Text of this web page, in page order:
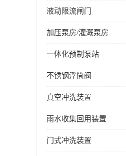
液动限流闸门
加压泵房/灌溉泵房
一体化预制泵站
不锈钢浮筒阀
真空冲洗装置
雨水收集回用装置
门式冲洗装置